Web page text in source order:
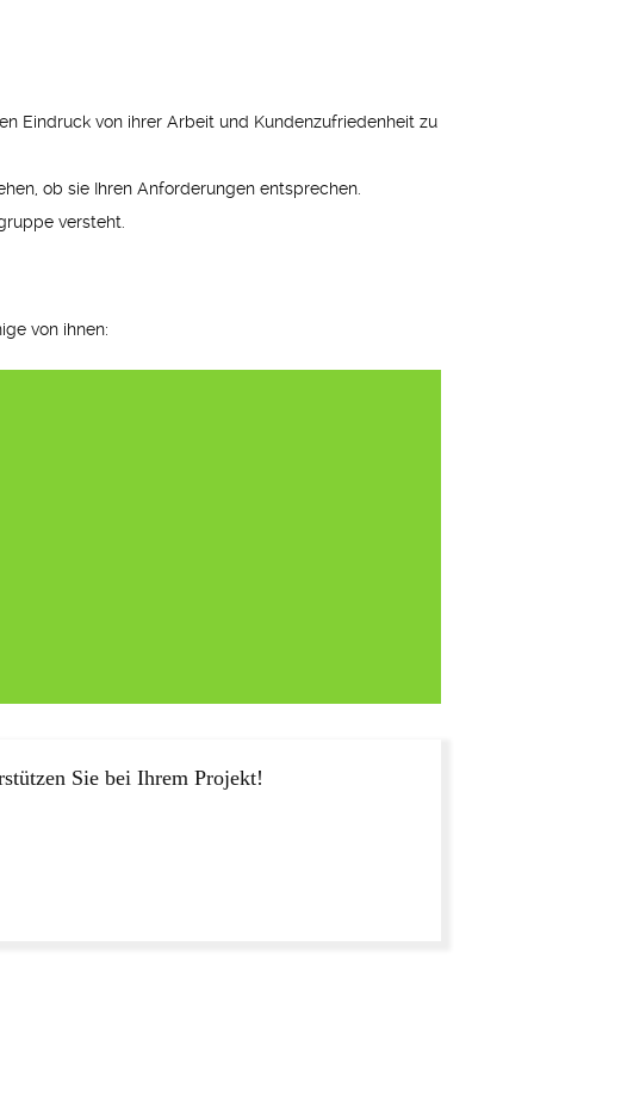
Eindruck von ihrer Arbeit und Kundenzufriedenheit zu
ob sie Ihren Anforderungen entsprechen.
versteht.
von ihnen:
Sie bei Ihrem Projekt!